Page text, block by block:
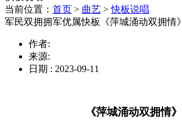
当前位置： 首页 > 曲艺 >快板说唱
军民双拥拥军优属快板《萍城涌动双拥情》
作者:
来源:
日期 : 2023-09-11
《萍城涌动双拥情》